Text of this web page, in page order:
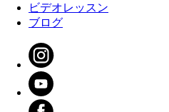
ビデオレッスン
ブログ